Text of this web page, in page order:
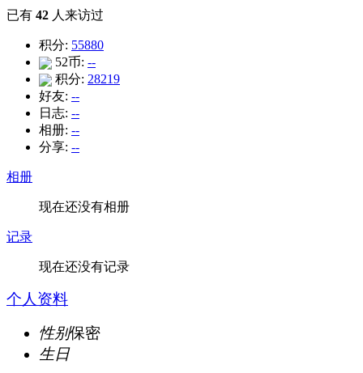
已有 42 人来访过
积分: 55880
52币: --
积分: 28219
好友: --
日志: --
相册: --
分享: --
相册
现在还没有相册
记录
现在还没有记录
个人资料
性别保密
生日